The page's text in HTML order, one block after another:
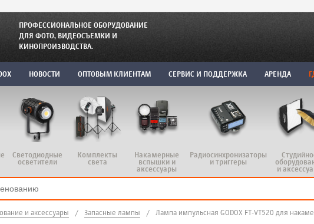
ПРОФЕССИОНАЛЬНОЕ ОБОРУДОВАНИЕ
ДЛЯ ФОТО, ВИДЕОСЪЕМКИ И
КИНОПРОИЗВОДСТВА.
НОВОСТИ ОПТОВЫМ КЛИЕНТАМ СЕРВИС И ПОДДЕРЖКА АРЕНДА
Светодиодные
осветители
Комплекты
света
Накамерные
вспышки и
аксессуары
Радиосинхронизаторы
и триггеры
и
и аксессуары / Запасные лампы / Лампа импульсная GODOX FT-VT520 для